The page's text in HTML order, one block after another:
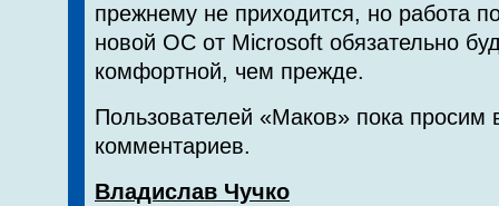
прежнему не приходится, но работа
новой ОС от Microsoft обязательно
комфортной, чем прежде.
Пользователей «Маков» пока просим
комментариев.
Владислав Чучко